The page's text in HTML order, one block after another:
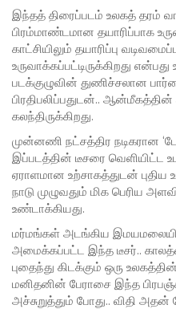
இந்தத் திரைப்படம் உலகத் தரம்
பிரம்மாண்டமான தயாரிப்பாக
காட்சியிலும் தயாரிப்பு
உருவாக்கப்பட்டிருக்கிறது என்பது
படக்குழுவின் துணிச்சலான
பிரதிபலிப்பதுடன்..
கலந்திருக்கிறது.
முன்னணி நட்சத்திர நடிகரான
இப்படத்தின் டீசரை வெளியிட்ட
ஏராளமான உற்சாகத்துடன் புதிய
நாடு முழுவதும் மிக பெரிய
உண்டாக்கியது.
மர்மங்கள் அடங்கிய
அமைக்கப்பட்ட இந்த டீசர்..
புதைந்து கிடக்கும் ஒரு
மனிதனின் பேராசை இந்த
அச்சுறுத்தும் போது.. விதி